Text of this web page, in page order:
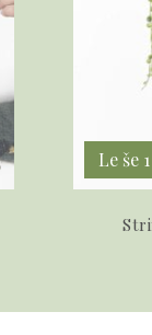
Le še